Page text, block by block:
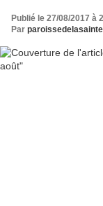
Publié le 27/08/2017 à
Par